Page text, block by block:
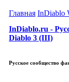
Главная InDiablo
InDiablo.ru -
Diablo 3 (III)
Русское сообщество